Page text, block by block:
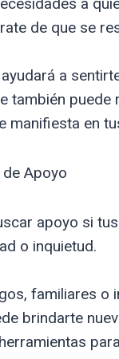
a
de que se
a
también puede
manifiesta en
Apoyo
apoyo si
o inquietud.
familiares o
brindarte